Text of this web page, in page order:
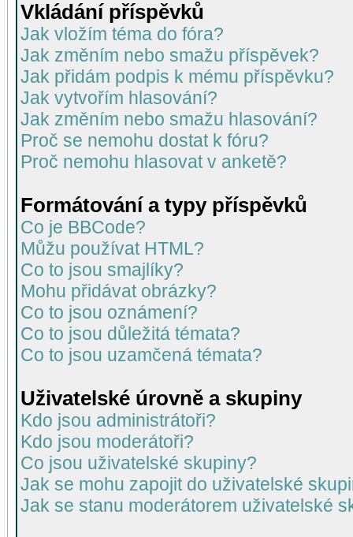
Vkládání příspěvků
Jak vložím téma do fóra?
Jak změním nebo smažu příspěvek?
Jak přidám podpis k mému příspěvku?
Jak vytvořím hlasování?
Jak změním nebo smažu hlasování?
Proč se nemohu dostat k fóru?
Proč nemohu hlasovat v anketě?
Formátování a typy příspěvků
Co je BBCode?
Můžu používat HTML?
Co to jsou smajlíky?
Mohu přidávat obrázky?
Co to jsou oznámení?
Co to jsou důležitá témata?
Co to jsou uzamčená témata?
Uživatelské úrovně a skupiny
Kdo jsou administrátoři?
Kdo jsou moderátoři?
Co jsou uživatelské skupiny?
Jak se mohu zapojit do uživatelské
Jak se stanu moderátorem uživatelské